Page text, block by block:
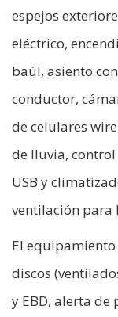
espejos
eléctrico,
baúl, asiento
conductor,
de celulares
de lluvia,
USB y
ventilación para
El
discos
y EBD, alerta de